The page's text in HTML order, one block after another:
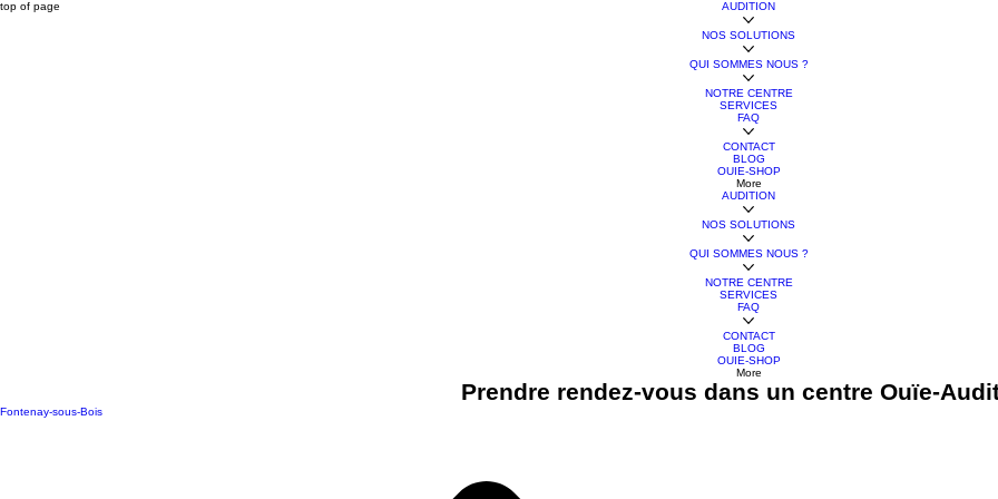
top of page AUDITION
NOS SOLUTIONS
QUI SOMMES NOUS ?
NOTRE CENTRE
SERVICES
FAQ
CONTACT
BLOG
OUIE-SHOP
More
AUDITION
NOS SOLUTIONS
QUI SOMMES NOUS ?
NOTRE CENTRE
SERVICES
FAQ
CONTACT
BLOG
OUIE-SHOP
More
Prendre rendez-vous dans un centre Ouïe-
Fontenay-sous-Bois